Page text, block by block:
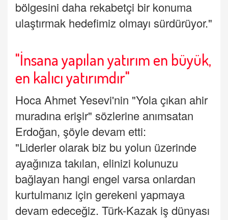
bölgesini daha rekabetçi bir konuma
ulaştırmak hedefimiz olmayı sürdürüyor."
"İnsana yapılan yatırım en büyük,
en kalıcı yatırımdır"
Hoca Ahmet Yesevi'nin "Yola çıkan ahir
muradına erişir" sözlerine anımsatan
Erdoğan, şöyle devam etti:
"Liderler olarak biz bu yolun üzerinde
ayağınıza takılan, elinizi kolunuzu
bağlayan hangi engel varsa onlardan
kurtulmanız için gerekeni yapmaya
devam edeceğiz. Türk-Kazak iş dünyası